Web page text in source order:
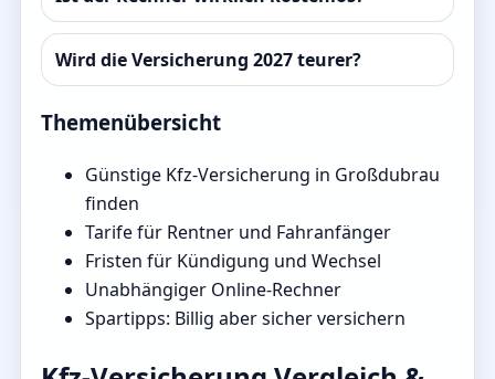
Wird die Versicherung 2027 teurer?
Themenübersicht
Günstige Kfz-Versicherung in Großdubrau
finden
Tarife für Rentner und Fahranfänger
Fristen für Kündigung und Wechsel
Unabhängiger Online-Rechner
Spartipps: Billig aber sicher versichern